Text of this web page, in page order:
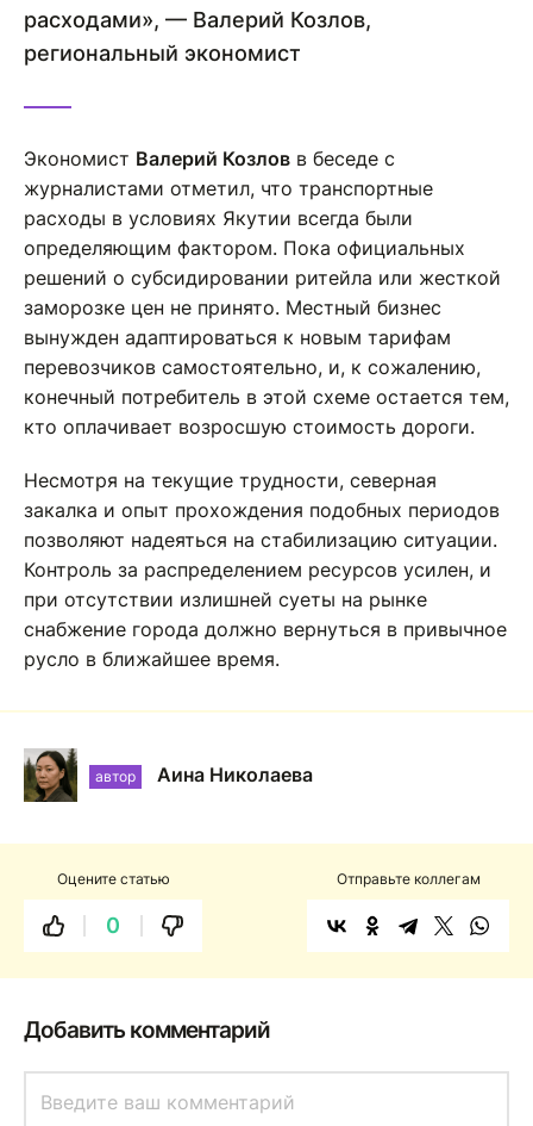
расходами», — Валерий Козлов,
региональный экономист
Экономист Валерий Козлов в беседе с
журналистами отметил, что транспортные
расходы в условиях Якутии всегда были
определяющим фактором. Пока официальных
решений о субсидировании ритейла или жесткой
заморозке цен не принято. Местный бизнес
вынужден адаптироваться к новым тарифам
перевозчиков самостоятельно, и, к сожалению,
конечный потребитель в этой схеме остается тем,
кто оплачивает возросшую стоимость дороги.
Несмотря на текущие трудности, северная
закалка и опыт прохождения подобных периодов
позволяют надеяться на стабилизацию ситуации.
Контроль за распределением ресурсов усилен, и
при отсутствии излишней суеты на рынке
снабжение города должно вернуться в привычное
русло в ближайшее время.
автор Аина Николаева
Оцените статью
0
Отправьте коллегам
Добавить комментарий